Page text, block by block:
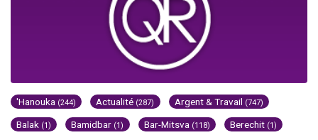
'Hanouka (244) Actualité (287) Argent & Travail (747)
Balak (1) Bamidbar (1) Bar-Mitsva (118) Berechit (1)